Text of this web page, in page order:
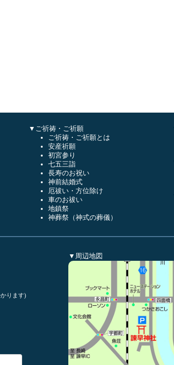
▼ご祈祷・ご祈願
ご祈祷・ご祈願とは
安産祈願
初宮参り
七五三詣
長寿のお祝い
神前結婚式
厄祓い・方位除け
車のお祓い
地鎮祭
神葬祭（神式の葬儀）
ります)
▼周辺地図